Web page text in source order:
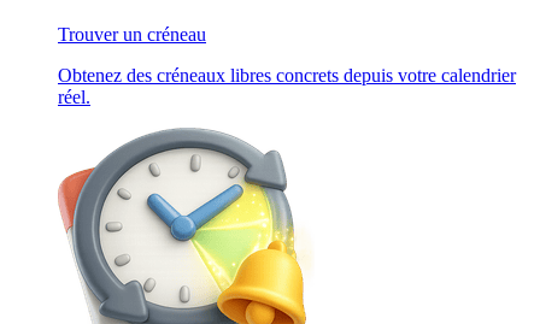
Trouver un créneau
Obtenez des créneaux libres concrets depuis votre calendrier
réel.